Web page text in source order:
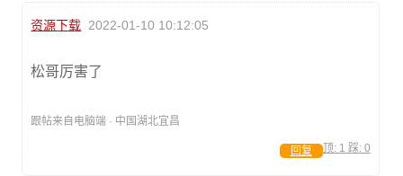
资源下载 2022-01-10 10:12:05
松哥厉害了
跟帖来自电脑端 · 中国湖北宜昌
顶: 1 踩: 0
回复